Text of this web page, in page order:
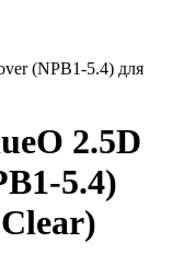
(NPB1-5.4) для
2.5D
5.4)